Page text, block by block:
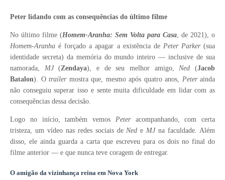
Peter lidando com as consequências do último filme
No último filme (Homem-Aranha: Sem Volta para Casa, de 2021), o
Homem-Aranha é forçado a apagar a existência de Peter Parker(sua
identidade secreta) da memória do mundo inteiro — inclusive de sua
namorada, MJ(Zendaya), e de seu melhor amigo,Ned (Jacob
Batalon). Otrailermostra que, mesmo após quatro anos, Peterainda
não conseguiu superar isso e sente muita dificuldade em lidar com as
consequências dessa decisão.
Logo no início, também vemos Peter acompanhando, com certa
tristeza, um vídeo nas redes sociais deNed eMJna faculdade. Além
disso, ele ainda guarda a carta que escreveu para os dois no final do
filme anterior — e que nunca teve coragem de entregar.
O amigão da vizinhança reina em Nova York